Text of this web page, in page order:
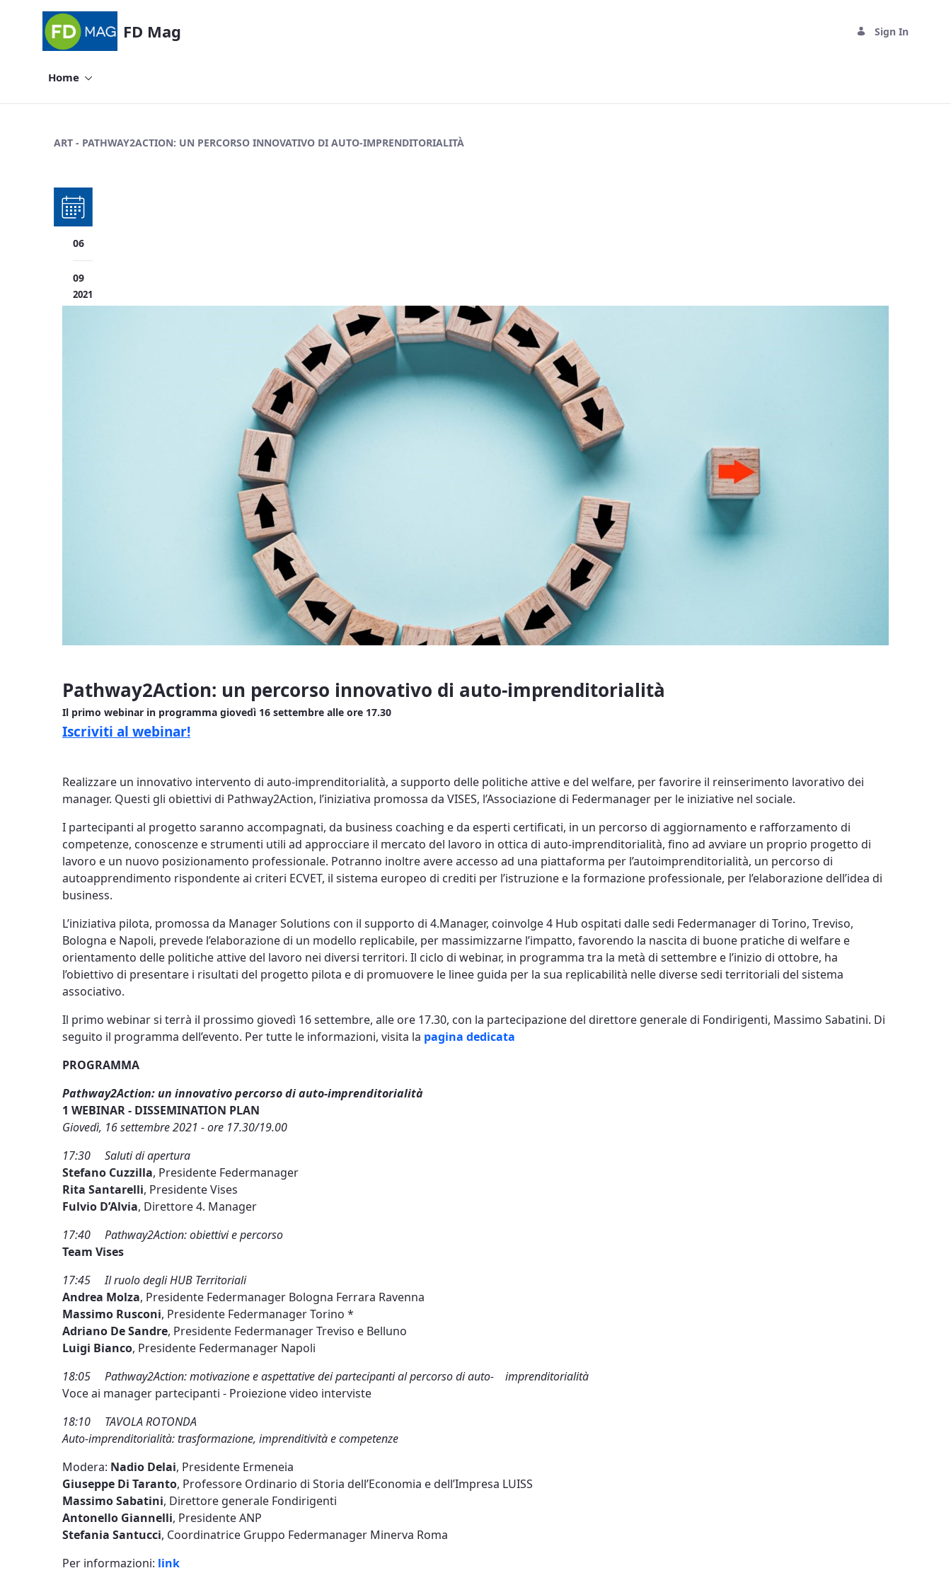
FD Mag Sign In
Home
ART - PATHWAY2ACTION: UN PERCORSO INNOVATIVO DI AUTO-IMPRENDITORIALITÀ
06
09
2021
Pathway2Action: un percorso innovativo di auto-imprenditorialità
Il primo webinar in programma giovedì 16 settembre alle ore 17.30
Iscriviti al webinar!
Realizzare un innovativo intervento di auto-imprenditorialità, a supporto delle politiche attive e del welfare, per favorire il reinserimento lavorativo dei
manager. Questi gli obiettivi di Pathway2Action, l’iniziativa promossa da VISES, l’Associazione di Federmanager per le iniziative nel sociale.
I partecipanti al progetto saranno accompagnati, da business coaching e da esperti certificati, in un percorso di aggiornamento e rafforzamento di
competenze, conoscenze e strumenti utili ad approcciare il mercato del lavoro in ottica di auto-imprenditorialità, fino ad avviare un proprio progetto di
lavoro e un nuovo posizionamento professionale. Potranno inoltre avere accesso ad una piattaforma per l’autoimprenditorialità, un percorso di
autoapprendimento rispondente ai criteri ECVET, il sistema europeo di crediti per l’istruzione e la formazione professionale, per l’elaborazione dell’idea di
business.
L’iniziativa pilota, promossa da Manager Solutions con il supporto di 4.Manager, coinvolge 4 Hub ospitati dalle sedi Federmanager di Torino, Treviso,
Bologna e Napoli, prevede l’elaborazione di un modello replicabile, per massimizzarne l’impatto, favorendo la nascita di buone pratiche di welfare e
orientamento delle politiche attive del lavoro nei diversi territori. Il ciclo di webinar, in programma tra la metà di settembre e l’inizio di ottobre, ha
l’obiettivo di presentare i risultati del progetto pilota e di promuovere le linee guida per la sua replicabilità nelle diverse sedi territoriali del sistema
associativo.
Il primo webinar si terrà il prossimo giovedì 16 settembre, alle ore 17.30, con la partecipazione del direttore generale di Fondirigenti, Massimo Sabatini. Di
seguito il programma dell’evento. Per tutte le informazioni, visita la pagina dedicata
PROGRAMMA
Pathway2Action: un innovativo percorso di auto-imprenditorialità
1 WEBINAR - DISSEMINATION PLAN
Giovedì, 16 settembre 2021 - ore 17.30/19.00
17:30 Saluti di apertura
Stefano Cuzzilla, Presidente Federmanager
Rita Santarelli, Presidente Vises
Fulvio D’Alvia, Direttore 4. Manager
17:40 Pathway2Action: obiettivi e percorso
Team Vises
17:45 Il ruolo degli HUB Territoriali
Andrea Molza, Presidente Federmanager Bologna Ferrara Ravenna
Massimo Rusconi, Presidente Federmanager Torino *
Adriano De Sandre, Presidente Federmanager Treviso e Belluno
Luigi Bianco, Presidente Federmanager Napoli
18:05 Pathway2Action: motivazione e aspettative dei partecipanti al percorso di auto- imprenditorialità
Voce ai manager partecipanti - Proiezione video interviste
18:10 TAVOLA ROTONDA
Auto-imprenditorialità: trasformazione, imprenditività e competenze
Modera: Nadio Delai, Presidente Ermeneia
Giuseppe Di Taranto, Professore Ordinario di Storia dell’Economia e dell’Impresa LUISS
Massimo Sabatini, Direttore generale Fondirigenti
Antonello Giannelli, Presidente ANP
Stefania Santucci, Coordinatrice Gruppo Federmanager Minerva Roma
Per informazioni: link